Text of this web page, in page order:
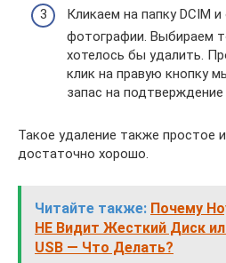
Кликаем на папку DCIM
фотографии. Выбираем
хотелось бы удалить.
клик на правую кнопку
запас на
Такое удаление также простое
достаточно хорошо.
Читайте также: Почему
НЕ Видит Жесткий Диск
USB — Что Делать?